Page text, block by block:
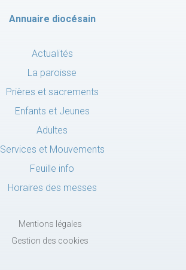
Annuaire diocésain
Actualités
La paroisse
Prières et sacrements
Enfants et Jeunes
Adultes
Services et Mouvements
Feuille info
Horaires des messes
Mentions légales
Gestion des cookies